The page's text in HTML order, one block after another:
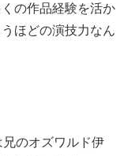
の作品経験を活か
ほどの演技力なん
のオズワルド伊